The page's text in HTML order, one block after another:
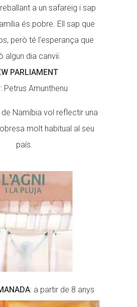
a un safareig i sap
és pobre. Ell sap que
però té l’esperança que
algun dia canviï.
PARLIAMENT
Petrus Amunthenu
Namíbia vol reflectir una
molt habitual al seu
país.
: a partir de 8 anys